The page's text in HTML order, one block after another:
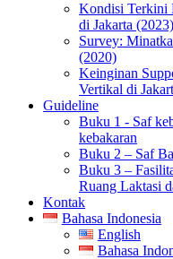
Kondisi Terkini
di Jakarta (2023)
Survey:
(2020)
Keinginan
Vertikal di
Guideline
Buku 1 - Saf
kebakaran
Buku 2 – Saf
Buku 3 –
Ruang Laktasi
Kontak
Bahasa Indonesia
English
Bahasa